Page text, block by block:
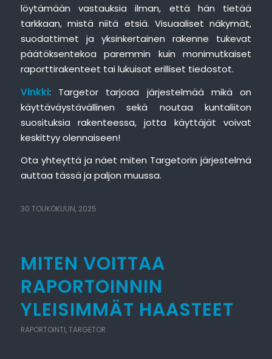
löytämään vastauksia ilman, että hän tietää
tarkkaan, mistä niitä etsiä. Visuaaliset näkymät,
suodattimet ja yksinkertainen rakenne tukevat
päätöksentekoa paremmin kuin monimutkaiset
raporttirakenteet tai lukuisat erilliset tiedostot.
Vinkki: Targetor tarjoaa järjestelmää mikä on
käyttäväystävällinen sekä noutaa kuntaliiton
suosituksia rakenteessa, jotta käyttäjät voivat
keskittyy olennaiseen!
Ota yhteyttä ja näet miten Targetorin järjestelmä
auttaa tässä ja paljon muussa.
30 TOUKOKUUN, 2025
MITEN VOITTAA
RAPORTOINNIN
YLEISIMMÄT HAASTEET
RAPORTOINTI,TARGETOR